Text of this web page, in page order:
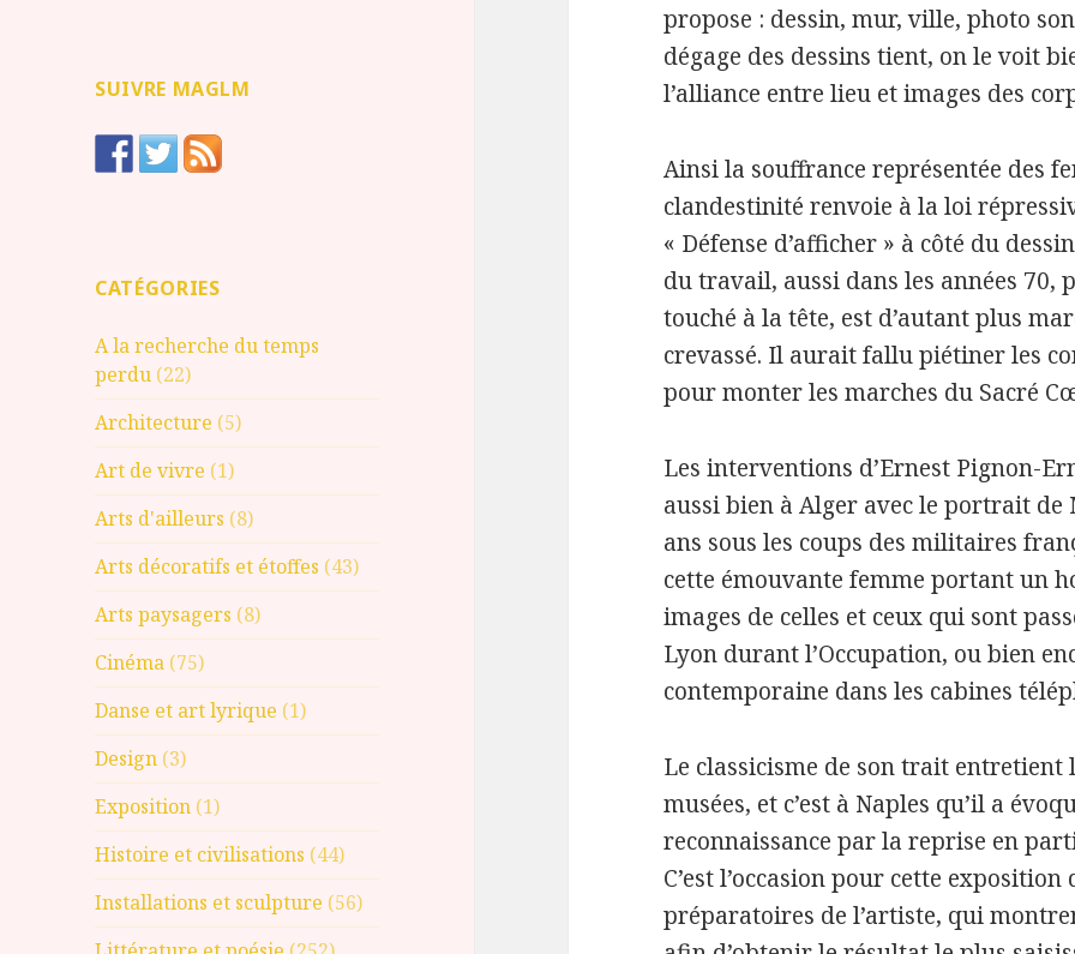
SUIVRE MAGLM
CATÉGORIES
A la recherche du temps
perdu (22)
Architecture (5)
Art de vivre (1)
Arts d'ailleurs (8)
Arts décoratifs et étoffes (43)
Arts paysagers (8)
Cinéma (75)
Danse et art lyrique (1)
Design (3)
Exposition (1)
Histoire et civilisations (44)
Installations et sculpture (56)
propose : dessin, mur, ville, photo
dégage des dessins tient, on le voit
l’alliance entre lieu et images des
Ainsi la souffrance représentée des
clandestinité renvoie à la loi
« Défense d’afficher » à côté du
du travail, aussi dans les années 70,
touché à la tête, est d’autant plus
crevassé. Il aurait fallu piétiner les
pour monter les marches du Sacré
Les interventions d’Ernest Pignon-
aussi bien à Alger avec le portrait de
ans sous les coups des militaires
cette émouvante femme portant un
images de celles et ceux qui sont
Lyon durant l’Occupation, ou bien
contemporaine dans les cabines
Le classicisme de son trait entretient
musées, et c’est à Naples qu’il a
reconnaissance par la reprise en
C’est l’occasion pour cette
préparatoires de l’artiste, qui